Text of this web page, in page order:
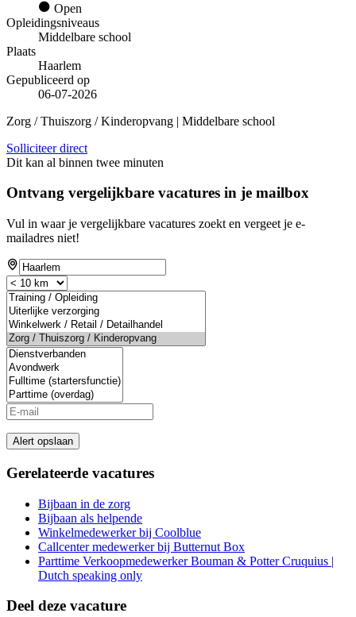
Open
Opleidingsniveaus
Middelbare school
Plaats
Haarlem
Gepubliceerd op
06-07-2026
Zorg / Thuiszorg / Kinderopvang | Middelbare school
Solliciteer direct
Dit kan al binnen twee minuten
Ontvang vergelijkbare vacatures in je mailbox
Vul in waar je vergelijkbare vacatures zoekt en vergeet je e-
mailadres niet!
Alert opslaan
Gerelateerde vacatures
Bijbaan in de zorg
Bijbaan als helpende
Winkelmedewerker bij Coolblue
Callcenter medewerker bij Butternut Box
Parttime Verkoopmedewerker Bouman & Potter Cruquius |
Dutch speaking only
Deel deze vacature